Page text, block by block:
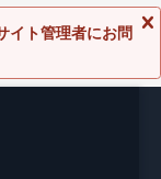
セ
イト管理者にお問